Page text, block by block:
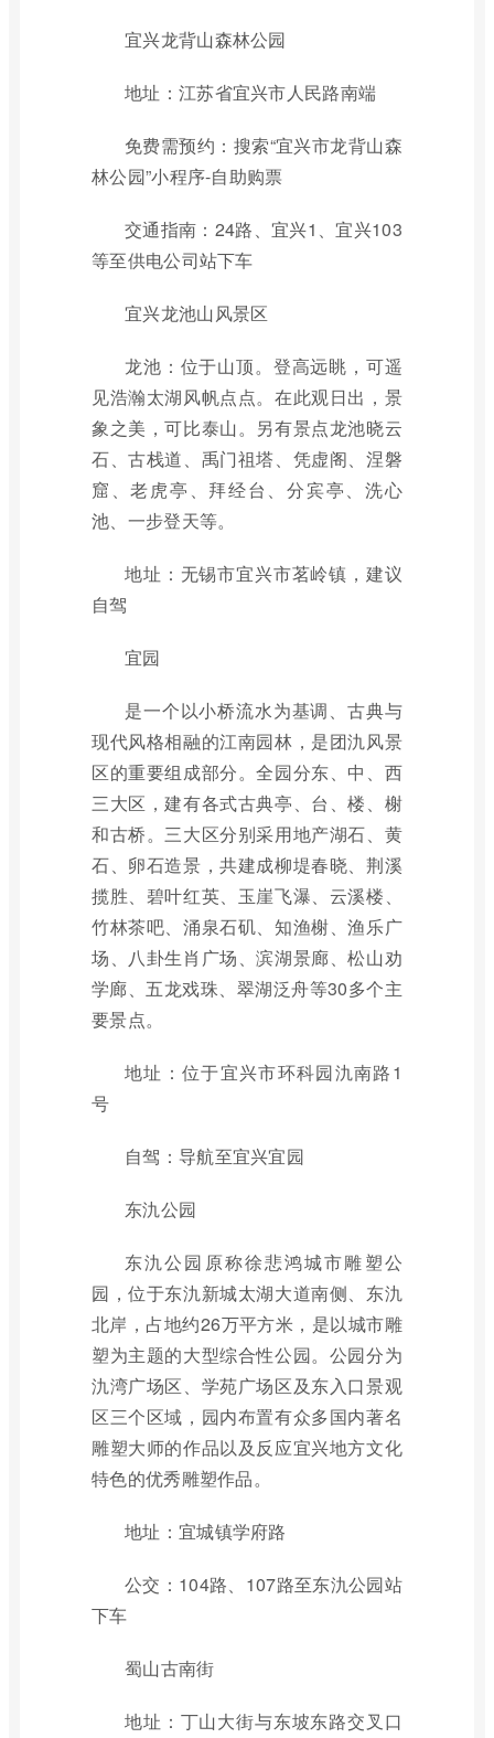
宜兴龙背山森林公园
地址：江苏省宜兴市人民路南端
免费需预约：搜索“宜兴市龙背山森
林公园”小程序-自助购票
交通指南：24路、宜兴1、宜兴103
等至供电公司站下车
宜兴龙池山风景区
龙池：位于山顶。登高远眺，可遥
见浩瀚太湖风帆点点。在此观日出，景
象之美，可比泰山。另有景点龙池晓云
石、古栈道、禹门祖塔、凭虚阁、涅磐
窟、老虎亭、拜经台、分宾亭、洗心
池、一步登天等。
地址：无锡市宜兴市茗岭镇，建议
自驾
宜园
是一个以小桥流水为基调、古典与
现代风格相融的江南园林，是团氿风景
区的重要组成部分。全园分东、中、西
三大区，建有各式古典亭、台、楼、榭
和古桥。三大区分别采用地产湖石、黄
石、卵石造景，共建成柳堤春晓、荆溪
揽胜、碧叶红英、玉崖飞瀑、云溪楼、
竹林茶吧、涌泉石矶、知渔榭、渔乐广
场、八卦生肖广场、滨湖景廊、松山劝
学廊、五龙戏珠、翠湖泛舟等30多个主
要景点。
地址：位于宜兴市环科园氿南路1
号
自驾：导航至宜兴宜园
东氿公园
东氿公园原称徐悲鸿城市雕塑公
园，位于东氿新城太湖大道南侧、东氿
北岸，占地约26万平方米，是以城市雕
塑为主题的大型综合性公园。公园分为
氿湾广场区、学苑广场区及东入口景观
区三个区域，园内布置有众多国内著名
雕塑大师的作品以及反应宜兴地方文化
特色的优秀雕塑作品。
地址：宜城镇学府路
公交：104路、107路至东氿公园站
下车
蜀山古南街
地址：丁山大街与东坡东路交叉口